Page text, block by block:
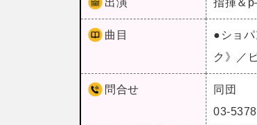
出演 指揮＆
曲目
●ショ
ク》／
問合せ
同団
03-